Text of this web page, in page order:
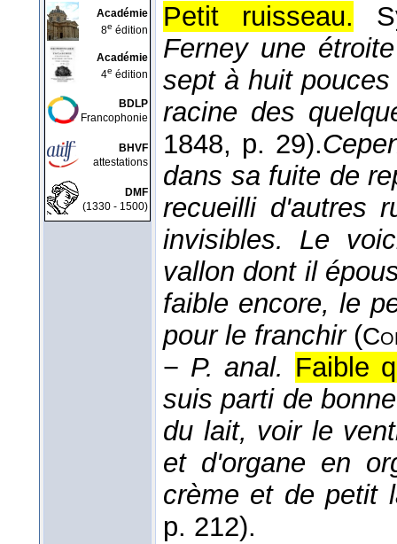
Académie
8e édition
Académie
4e édition
BDLP
Francophonie
BHVF
attestations
DMF
(1330 - 1500)
Petit ruisseau.
Ferney une
sept à huit
racine des
1848, p. 29).
dans sa fuite de
recueilli d'autres
invisibles. Le
vallon dont il
faible encore, le
pour le franchir(
− P. anal. Faible
suis parti de
du lait, voir le
et d'organe en
crème et de petit
p. 212).